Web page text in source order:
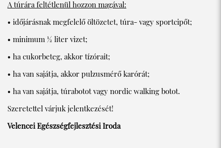
A túrára feltétlenül hozzon magával:
• időjárásnak megfelelő öltözetet, túra- vagy sportcipőt;
• minimum ½ liter vizet;
• ha cukorbeteg, akkor tízórait;
• ha van sajátja, akkor pulzusmérő karórát;
• ha van sajátja, túrabotot vagy nordic walking botot.
Szeretettel várjuk jelentkezését!
Velencei Egészségfejlesztési Iroda